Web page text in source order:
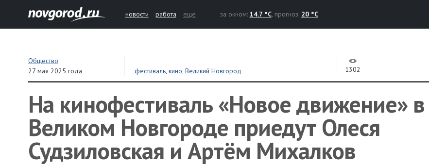
новости работа ещё за окном: 14.7 °C, прогноз: 20 °C
Общество
27 мая 2025 года
фестиваль,кино,Великий Новгород 1302
На кинофестиваль «Новое движение» в
Великом Новгороде приедут Олеся
Судзиловская и Артём Михалков